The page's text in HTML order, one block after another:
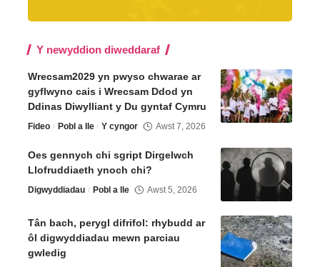
Y newyddion diweddaraf
Wrecsam2029 yn pwyso chwarae ar
gyflwyno cais i Wrecsam Ddod yn
Ddinas Diwylliant y Du gyntaf Cymru
Fideo Pobl a lle Y cyngor Awst 7, 2026
Oes gennych chi sgript Dirgelwch
Llofruddiaeth ynoch chi?
Digwyddiadau Pobl a lle Awst 5, 2026
Tân bach, perygl difrifol: rhybudd ar
ôl digwyddiadau mewn parciau
gwledig